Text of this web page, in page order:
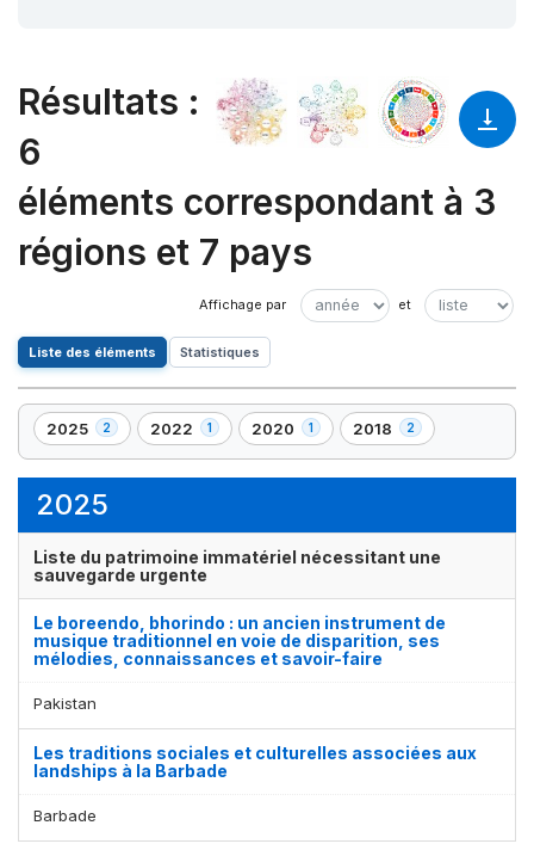
Résultats :
6
éléments correspondant à 3
régions et 7 pays
Liste des éléments Statistiques
2025 2
,
2
2022 1
,
1
2020 1
,
1
2018 2
,
2
2025
Liste du patrimoine immatériel nécessitant une
sauvegarde urgente
Le boreendo, bhorindo : un ancien instrument de
musique traditionnel en voie de disparition, ses
mélodies, connaissances et savoir-faire
Pakistan
Les traditions sociales et culturelles associées aux
landships à la Barbade
Barbade